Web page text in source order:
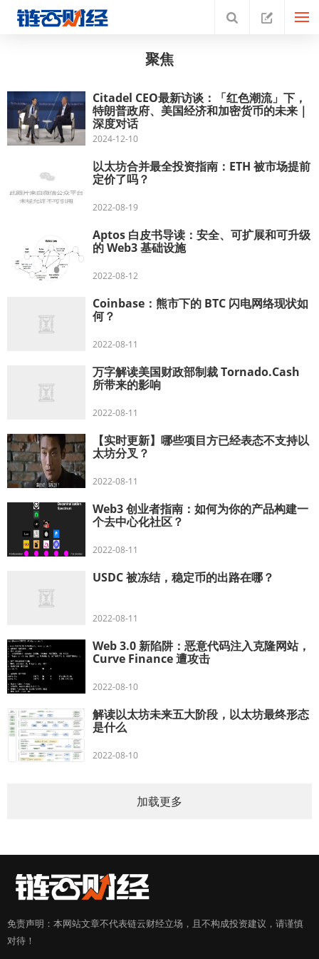
聚焦
Citadel CEO最新访谈：「红色潮流」下，
特朗普政府、美国经济和加密货币的未来｜
深度对话
2024-12-10
以太坊合并最全投资指南：ETH 被市场提前
定价了吗？
2022-08-19
Aptos 白皮书导读：安全、可扩展和可升级
的 Web3 基础设施
2022-08-12
Coinbase：熊市下的 BTC 闪电网络现状如
何？
2022-08-11
万字解读美国财政部制裁 Tornado.Cash
所带来的影响
2022-08-11
【实时更新】哪些项目方已经表态不支持以
太坊分叉？
2022-08-11
Web3 创业者指南：如何为你的产品构建一
个去中心化社区？
2022-08-11
USDC 被冻结，稳定币的出路在哪？
2022-08-11
Web 3.0 新陷阱：恶意代码注入克隆网站，
Curve Finance 遭攻击
2022-08-10
解读以太坊未来五大阶段，以太坊最终形态
是什么
2022-08-10
加载更多
免责声明：本网站文章不代表链云财经立场，且不构成投资建议，请谨慎
对待！